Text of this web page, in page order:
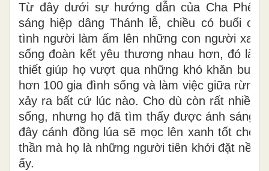
Từ đây dưới sự hướng dẫn của Cha Phêrô
sáng hiệp dâng Thánh lễ, chiều có buổi
tình người làm ấm lên những con người xa
sống đoàn kết yêu thương nhau hơn, đó là
thiết giúp họ vượt qua những khó khăn buổi
hơn 100 gia đình sống và làm việc giữa rừng
xảy ra bất cứ lúc nào. Cho dù còn rất nhiều
sống, nhưng họ đã tìm thấy được ánh sáng
đây cánh đồng lúa sẽ mọc lên xanh tốt cho
thần mà họ là những người tiên khởi đặt nền
ấy.